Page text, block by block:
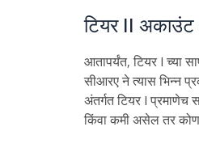
टियर II अकाउंट
आतापर्यंत, टियर I च्या
सीआरए ने त्यास भिन्न
अंतर्गत टियर I प्रमाणेच
किंवा कमी असेल तर